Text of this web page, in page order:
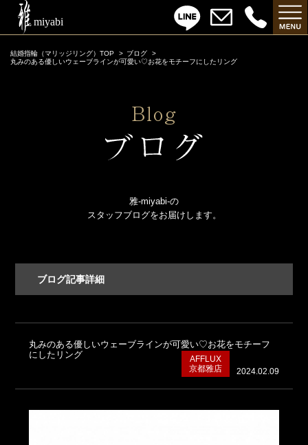
結婚指輪（マリッジリング）TOP
ブログ
丸みのある優しいウェーブラインが可愛い♡お花をモチーフにしたリング
雅-miyabi-の
スタッフブログをお届けします。
ブログ記事詳細
丸みのある優しいウェーブラインが可愛い♡お花をモチーフ
にしたリング
2024.02.09
AFFLUX
京都雅店